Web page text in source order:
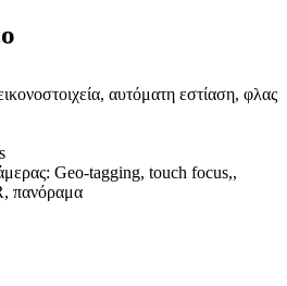
αυτόματη εστίαση, φλας
Geo-tagging, touch focus,,
πανόραμα